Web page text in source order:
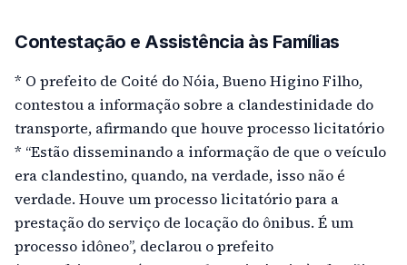
Contestação e Assistência às Famílias
* O prefeito de Coité do Nóia, Bueno Higino Filho,
contestou a informação sobre a clandestinidade do
transporte, afirmando que houve processo licitatório
* “Estão disseminando a informação de que o veículo
era clandestino, quando, na verdade, isso não é
verdade. Houve um processo licitatório para a
prestação do serviço de locação do ônibus. É um
processo idôneo”, declarou o prefeito